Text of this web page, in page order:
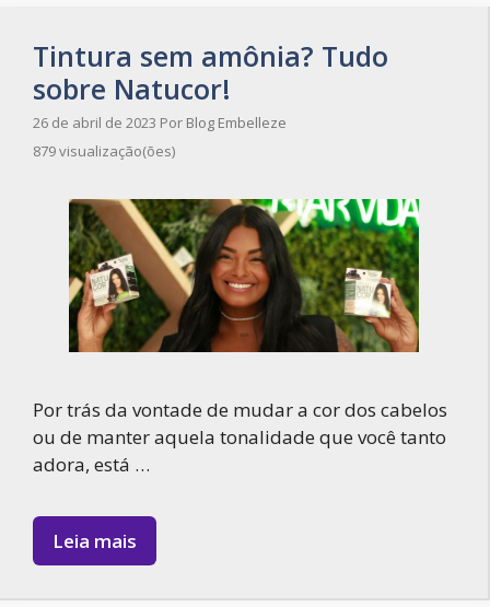
Tintura sem amônia? Tudo
sobre Natucor!
26 de abril de 2023 Por Blog Embelleze
879 visualização(ões)
Por trás da vontade de mudar a cor dos cabelos
ou de manter aquela tonalidade que você tanto
adora, está …
Leia mais